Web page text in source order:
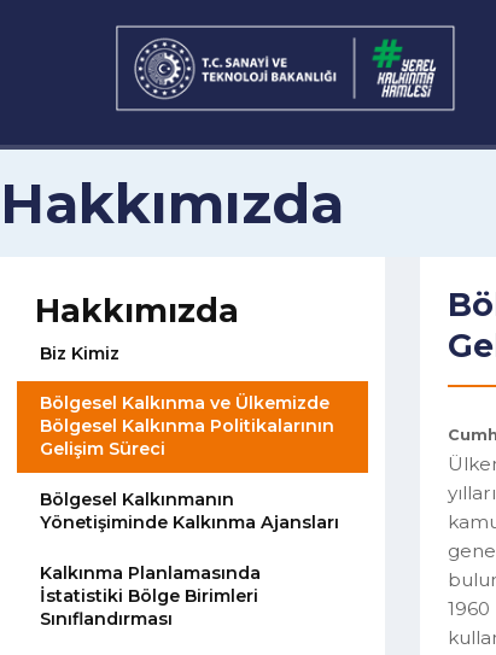
Hakkımızda
Hakkımızda
Bölgesel Kalkınma ve Ülkemizde
Bölgesel Kalkınma Politikalarının
Gelişim Süreci
Bölgesel Kalkınmanın
Kalkınma Planlamasında
İstatistiki Bölge Birimleri